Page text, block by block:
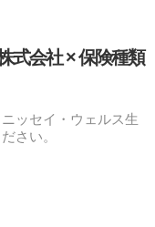
式会社 × 保険種類
ッセイ・ウェルス生
さい。